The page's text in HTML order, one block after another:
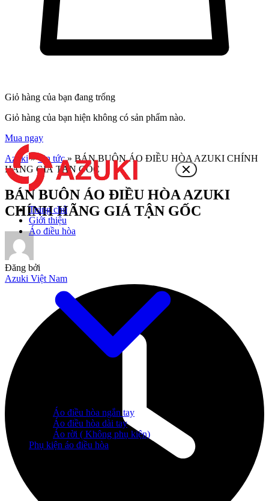
Giỏ hàng của bạn đang trống
Giỏ hàng của bạn hiện không có sản phẩm nào.
Mua ngay
Trang chủ
Giới thiệu
Áo điều hòa
Áo điều hòa ngắn tay
Áo điều hòa dài tay
Áo rời ( Không phụ kiện)
Phụ kiện áo điều hòa
Azuki»Tin tức» BÁN BUÔN ÁO ĐIỀU HÒA AZUKI CHÍNH
HÃNG GIÁ TẬN GỐC
BÁN BUÔN ÁO ĐIỀU HÒA AZUKI
CHÍNH HÃNG GIÁ TẬN GỐC
Đăng bởi
Azuki Việt Nam